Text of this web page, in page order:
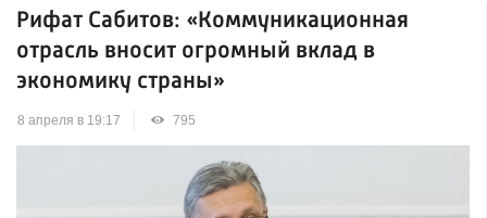
Рифат Сабитов: «Коммуникационная
отрасль вносит огромный вклад в
экономику страны»
8 апреля в 19:17 795